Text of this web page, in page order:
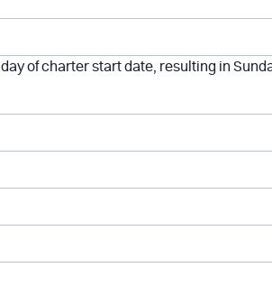
of charter start date, resulting in